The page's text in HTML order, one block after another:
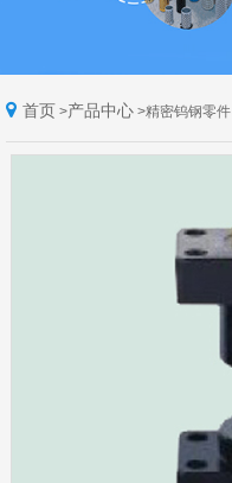
首页 >产品中心>精密钨钢零件